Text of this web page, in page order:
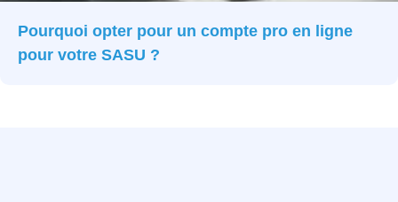
Pourquoi opter pour un compte pro en ligne
pour votre SASU ?